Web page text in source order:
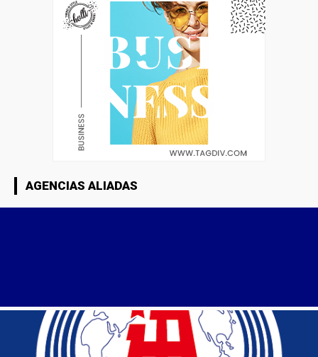
AGENCIAS ALIADAS